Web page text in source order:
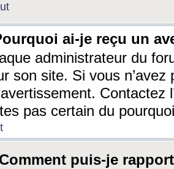
ai-je reçu un
administrateur du
son site. Si vous
Contactez
pas certain du
puis-je